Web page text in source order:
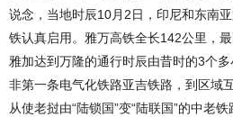
说念，当地时辰10月2日，印尼和东南
铁认真启用。雅万高铁全长142公里，
雅加达到万隆的通行时辰由昔时的3个
非第一条电气化铁路亚吉铁路，到区域
从使老挝由“陆锁国”变“陆联国”的中老